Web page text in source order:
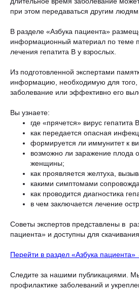
при этом передаваться другим людям.
В разделе «Азбука пациента»
информационный материал по теме
лечения гепатита В у взрослых.
Из подготовленной экспертами
информацию, необходимую для того,
заболевание или эффективно его
Вы узнаете:
где «прячется» вирус гепатита
как передается опасная
формируется ли иммунитет к
возможно ли заражение плода
женщины;
как проявляется желтуха,
какими симптомами
как проводится диагностика
в чем заключается лечение
Советы экспертов представлены в
пациента» и доступны для
Перейти в раздел «Азбука пациента»
Следите за нашими публикациями.
профилактике заболеваний и